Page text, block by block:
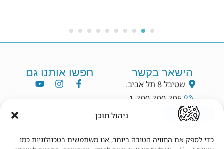
ניהול תוכן
כדי לספק את החוויה הטובה ביותר, אנו משתמשים בטכנולוגיות כמו
הישאר בקשר
שטיבל 8 תל אביב.
1-700-700-795
info@dryang.co.il
חפשו אותנו גם